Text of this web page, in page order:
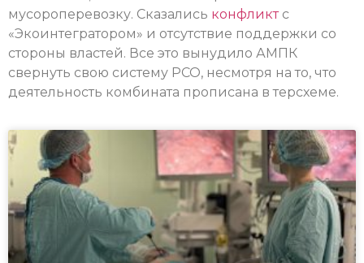
мусороперевозку. Сказались конфликтс
«Экоинтегратором» и отсутствие поддержки со
стороны властей. Все это вынудило АМПК
свернуть свою систему РСО, несмотря на то, что
деятельность комбината прописана в терсхеме.